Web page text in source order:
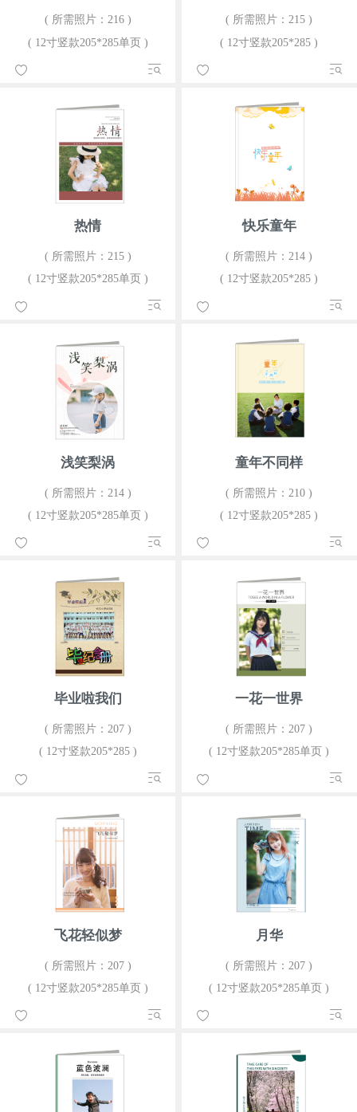
( 所需照片：216 )
( 12寸竖款205*285单页 )
( 所需照片：215 )
( 12寸竖款205*285 )
热情
( 所需照片：215 )
( 12寸竖款205*285单页 )
快乐童年
( 所需照片：214 )
( 12寸竖款205*285 )
浅笑梨涡
( 所需照片：214 )
( 12寸竖款205*285单页 )
童年不同样
( 所需照片：210 )
( 12寸竖款205*285 )
毕业啦我们
( 所需照片：207 )
( 12寸竖款205*285 )
一花一世界
( 所需照片：207 )
( 12寸竖款205*285单页 )
飞花轻似梦
( 所需照片：207 )
( 12寸竖款205*285单页 )
月华
( 所需照片：207 )
( 12寸竖款205*285单页 )